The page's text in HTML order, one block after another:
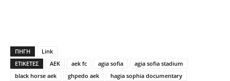
ΠΗΓΗ
Link
ΕΤΙΚΕΤΕΣ
AEK aek fc agia sofia
agia sofia stadium
black horse aek
ghpedo aek hagia sophia documentary